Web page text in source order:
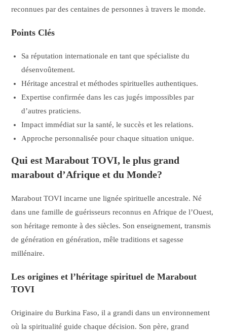
reconnues par des centaines de personnes à travers le monde.
Points Clés
Sa réputation internationale en tant que spécialiste du
désenvoûtement.
Héritage ancestral et méthodes spirituelles authentiques.
Expertise confirmée dans les cas jugés impossibles par
d’autres praticiens.
Impact immédiat sur la santé, le succès et les relations.
Approche personnalisée pour chaque situation unique.
Qui est Marabout TOVI, le plus grand
marabout d’Afrique et du Monde?
Marabout TOVI incarne une lignée spirituelle ancestrale. Né
dans une famille de guérisseurs reconnus en Afrique de l’Ouest,
son héritage remonte à des siècles. Son enseignement, transmis
de génération en génération, mêle traditions et sagesse
millénaire.
Les origines et l’héritage spirituel de Marabout
TOVI
Originaire du Burkina Faso, il a grandi dans un environnement
où la spiritualité guide chaque décision. Son père, grand